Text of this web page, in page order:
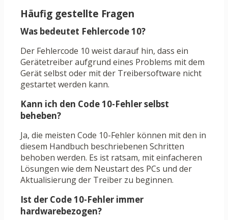
Häufig gestellte Fragen
Was bedeutet Fehlercode 10?
Der Fehlercode 10 weist darauf hin, dass ein
Gerätetreiber aufgrund eines Problems mit dem
Gerät selbst oder mit der Treibersoftware nicht
gestartet werden kann.
Kann ich den Code 10-Fehler selbst
beheben?
Ja, die meisten Code 10-Fehler können mit den in
diesem Handbuch beschriebenen Schritten
behoben werden. Es ist ratsam, mit einfacheren
Lösungen wie dem Neustart des PCs und der
Aktualisierung der Treiber zu beginnen.
Ist der Code 10-Fehler immer
hardwarebezogen?